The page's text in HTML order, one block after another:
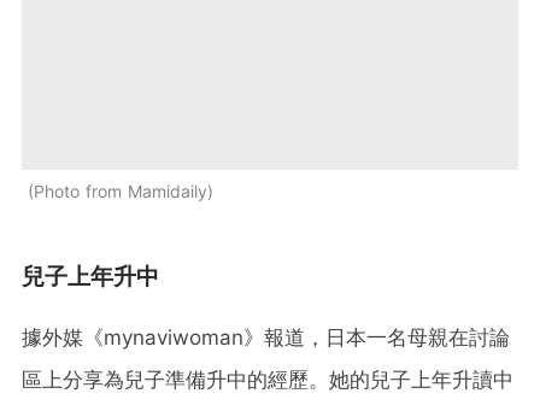
Photo from Mamidaily
兒子上年升中
據外媒《mynaviwoman》報道，日本一名母親在討論
區上分享為兒子準備升中的經歷。她的兒子上年升讀中